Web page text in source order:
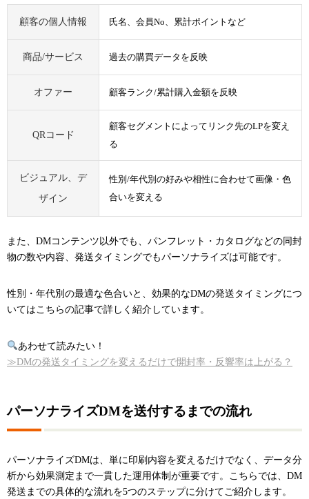
顧客の個人情報 氏名、会員No、累計ポイントなど
商品/サービス 過去の購買データを反映
オファー 顧客ランク/累計購入金額を反映
QRコード
顧客セグメントによってリンク先のLPを変え
る
ビジュアル、デ
ザイン
性別/年代別の好みや相性に合わせて画像・色
合いを変える
また、DMコンテンツ以外でも、パンフレット・カタログなどの同封
物の数や内容、発送タイミングでもパーソナライズは可能です。
性別・年代別の最適な色合いと、効果的なDMの発送タイミングにつ
いてはこちらの記事で詳しく紹介しています。
あわせて読みたい！
≫DMの発送タイミングを変えるだけで開封率・反響率は上がる？
パーソナライズDMを送付するまでの流れ
パーソナライズDMは、単に印刷内容を変えるだけでなく、データ分
析から効果測定まで一貫した運用体制が重要です。こちらでは、DM
発送までの具体的な流れを5つのステップに分けてご紹介します。